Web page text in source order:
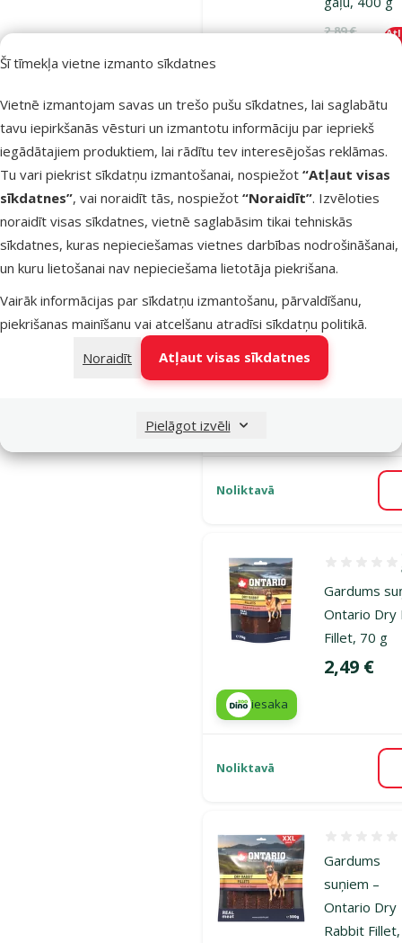
Šī tīmekļa vietne izmanto sīkdatnes
Vietnē izmantojam savas un trešo pušu sīkdatnes, lai saglabātu
tavu iepirkšanās vēsturi un izmantotu informāciju par iepriekš
iegādātajiem produktiem, lai rādītu tev interesējošas reklāmas.
Tu vari piekrist sīkdatņu izmantošanai, nospiežot “Atļaut visas
sīkdatnes”, vai noraidīt tās, nospiežot “Noraidīt”. Izvēloties
noraidīt visas sīkdatnes, vietnē saglabāsim tikai tehniskās
sīkdatnes, kuras nepieciešamas vietnes darbības nodrošināšanai,
un kuru lietošanai nav nepieciešama lietotāja piekrišana.
Vairāk informācijas par sīkdatņu izmantošanu, pārvaldīšanu,
piekrišanas mainīšanu vai atcelšanu atradīsi sīkdatņu politikā.
Noraidīt
Atļaut visas sīkdatnes
Pielāgot izvēli
Oriģinālā
2,89 €
💛
iesaka
Noliktavā
ONTARIO
cats Duck
Cena
1,19 €
Noliktavā
Gardums
Ontario Dry
Fillet, 70 g
Cena
2,49 €
iesaka
Noliktavā
Gardums
suņiem –
Ontario Dry
Rabbit Fillet,